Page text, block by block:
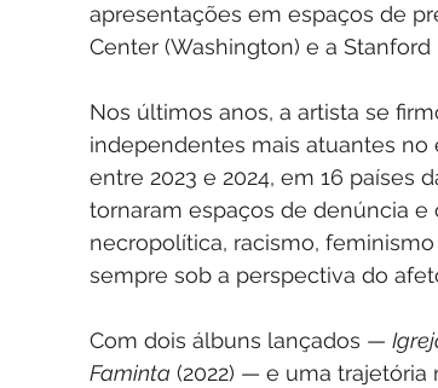
apresentações em espaços de
Center (Washington) e a Stanford
Nos últimos anos, a artista se
independentes mais atuantes no
entre 2023 e 2024, em 16 países
tornaram espaços de denúncia
necropolítica, racismo, feminismo
sempre sob a perspectiva do
Com dois álbuns lançados —
Faminta (2022) — e uma